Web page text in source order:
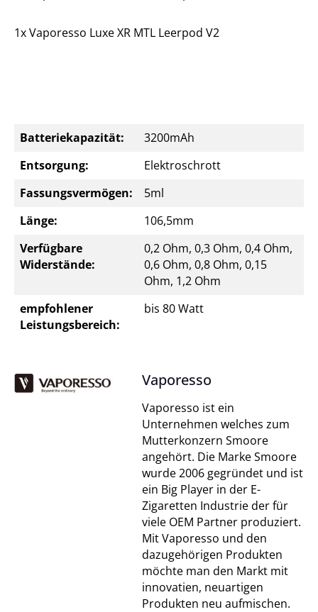
1x Vaporesso Luxe XR MTL Leerpod V2
Batteriekapazität:
3200mAh
Entsorgung:
Elektroschrott
Fassungsvermögen:
5ml
Länge:
106,5mm
Verfügbare
Widerstände:
0,2 Ohm, 0,3 Ohm, 0,4 Ohm,
0,6 Ohm, 0,8 Ohm, 0,15
Ohm, 1,2 Ohm
empfohlener
Leistungsbereich:
bis 80 Watt
Vaporesso
Vaporesso ist ein
Unternehmen welches zum
Mutterkonzern Smoore
angehört. Die Marke Smoore
wurde 2006 gegründet und ist
ein Big Player in der E-
Zigaretten Industrie der für
viele OEM Partner produziert.
Mit Vaporesso und den
dazugehörigen Produkten
möchte man den Markt mit
innovatien, neuartigen
Produkten neu aufmischen.